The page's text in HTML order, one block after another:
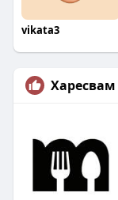
vikata3
Харесвам